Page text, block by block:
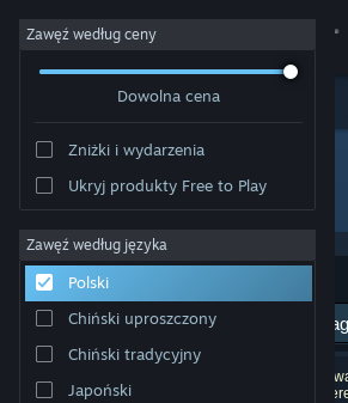
Zaloguj się
Społeczność
Informacje
Wsparcie
Zmień język
Zawęź według ceny
Dowolna cena
Zniżki i wydarzenia
Ukryj produkty Free to Play
Zawęź według języka
Polski
Chiński uproszczony
Chiński tradycyjny
Japoński
Producent: 失与寻制作委员会
Sortuj według:
Liczba wyników pasujących do twojego
uwzględniono 1 tytułu na podstawie twoich